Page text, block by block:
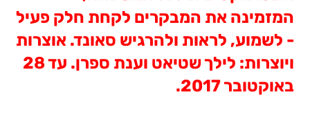
המזמינה את המבקרים לקחת חלק פעיל
- לשמוע, לראות ולהרגיש סאונד. אוצרות
ויוצרות: לילך שטיאט וענת ספרן. עד 28
באוקטובר 2017.